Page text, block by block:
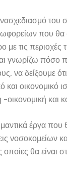
που
τις περιοχές
γνωρίζω πόσο
δείξουμε
οικονομικό
και
έργα που
νοσοκομείων
οποίες θα είναι